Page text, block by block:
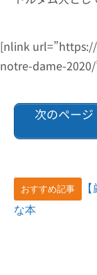
[nlink
notre-dame-
次のペー
おすすめ記事
な本